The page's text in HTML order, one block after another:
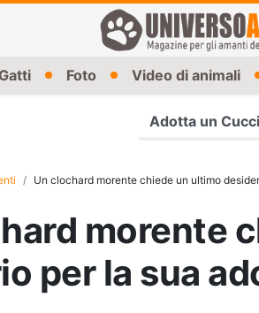
Gatti Foto Video di animali
Adotta un
Un clochard morente chiede un ultimo
morente
per la sua